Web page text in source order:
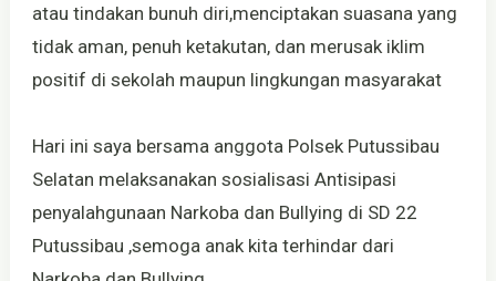
atau tindakan bunuh diri,menciptakan suasana yang
tidak aman, penuh ketakutan, dan merusak iklim
positif di sekolah maupun lingkungan masyarakat
Hari ini saya bersama anggota Polsek Putussibau
Selatan melaksanakan sosialisasi Antisipasi
penyalahgunaan Narkoba dan Bullying di SD 22
Putussibau ,semoga anak kita terhindar dari